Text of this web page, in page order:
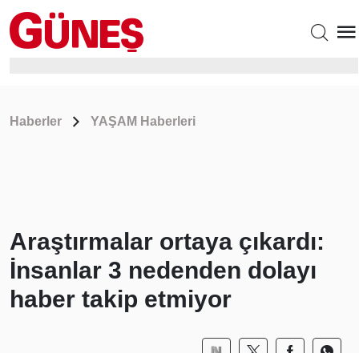
Haberler YAŞAM Haberleri
Araştırmalar ortaya çıkardı:
İnsanlar 3 nedenden dolayı
haber takip etmiyor